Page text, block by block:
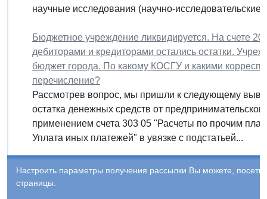
научные исследования (научно-
Бюджетное учреждение ликвидируется. На счете
дебиторами и кредиторами остались остатки.
бюджет города. По какому КОСГУ и какими
перечисление?
Рассмотрев вопрос, мы пришли к следующему
остатка денежных средств от
применением счета 303 05 "Расчеты по прочим
Уплата иных платежей" в увязке с подстатьей...
Настроить параметры получения рассылки Вы можете,
страницы.